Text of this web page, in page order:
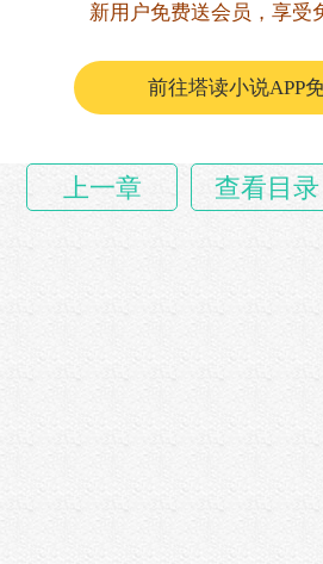
新用户免费送会员，享受
前往塔读小说APP
上一章 查看目录